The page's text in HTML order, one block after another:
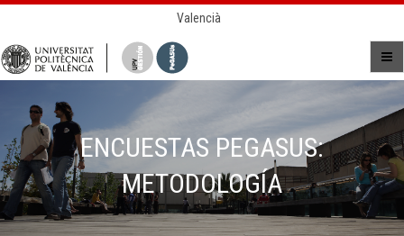
Valencià
ENCUESTAS PEGASUS:
METODOLOGÍA